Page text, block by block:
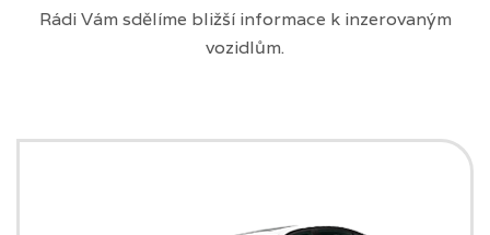
Rádi Vám sdělíme bližší informace k inzerovaným
vozidlům.